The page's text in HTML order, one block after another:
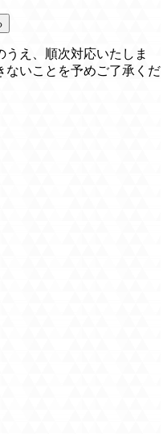
え、順次対応いたしま
ないことを予めご了承くだ